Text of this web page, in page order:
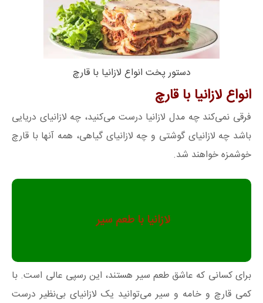
دستور پخت انواع لازانیا با قارچ
انواع لازانیا با قارچ
فرقی نمی‌کند چه مدل لازانیا درست می‌کنید، چه لازانیای دریایی
باشد چه لازانیای گوشتی و چه لازانیای گیاهی، همه آنها با قارچ
خوشمزه خواهند شد.
لازانیا با طعم سیر
برای کسانی که عاشق طعم سیر هستند، این رسپی عالی است. با
کمی قارچ و خامه و سیر می‌توانید یک لازانیای بی‌نظیر درست